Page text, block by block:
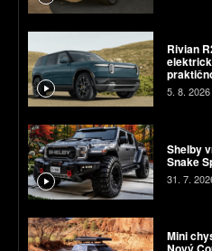
Rivian
5. 8. 2026
Shelby
Snake
31. 7.
Mini